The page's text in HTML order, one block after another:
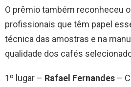
O prêmio também reconheceu
profissionais que têm papel
técnica das amostras e na
qualidade dos cafés
1º lugar – Rafael Fernandes –